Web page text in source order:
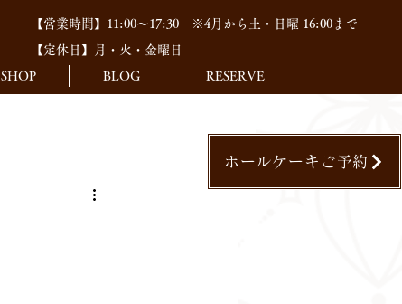
ホールケーキご予約
【営業時間】11:00～17:30 ※4月から土・日曜 16:00まで
【定休日】月・火・金曜日
SHOP BLOG RESERVE